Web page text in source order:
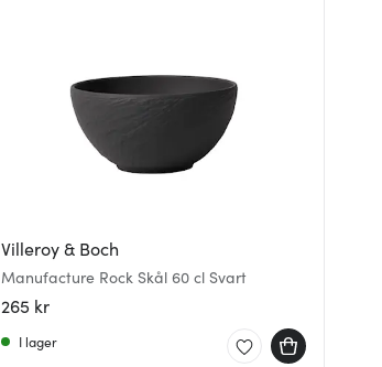
Villeroy & Boch
Manufacture Rock Skål 60 cl Svart
265 kr
I lager